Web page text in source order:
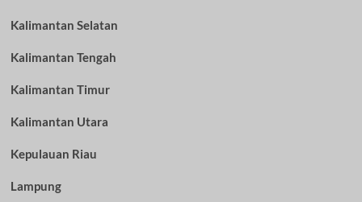
Kalimantan Selatan
Kalimantan Tengah
Kalimantan Timur
Kalimantan Utara
Kepulauan Riau
Lampung